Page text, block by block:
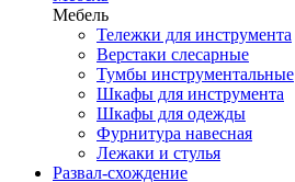
Мебель
Тележки для инструмента
Верстаки слесарные
Тумбы инструментальные
Шкафы для инструмента
Шкафы для одежды
Фурнитура навесная
Лежаки и стулья
Развал-схождение